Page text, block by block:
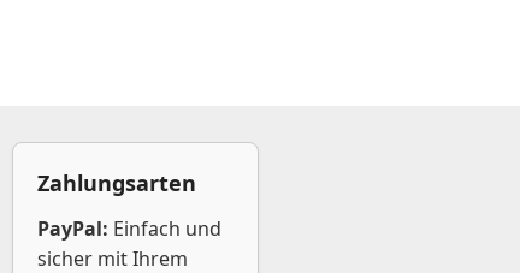
Zahlungsarten
PayPal: Einfach und
sicher mit Ihrem